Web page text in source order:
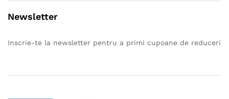
Newsletter
Inscrie-te la newsletter pentru a primi cupoane de reduceri